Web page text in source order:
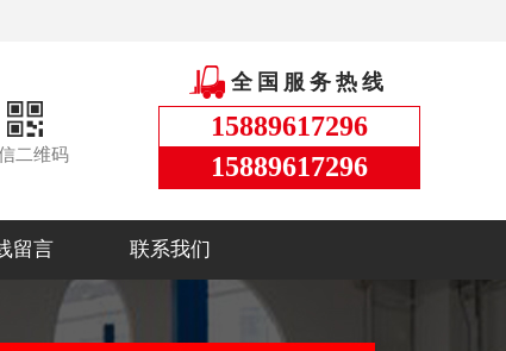
二维码
全国服务热线
15889617296
15889617296
留言 联系我们